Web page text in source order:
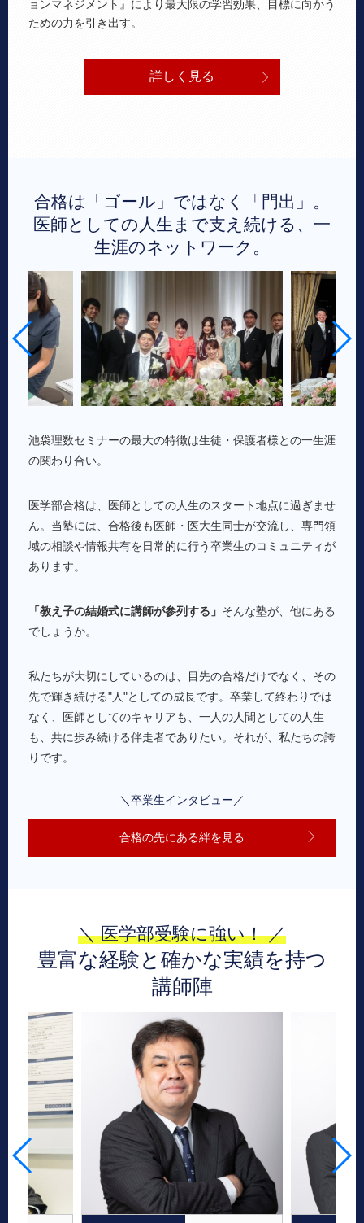
ョンマネジメント』により最大限の学習効果、目標に向かう
ための力を引き出す。
詳しく見る
合格は「ゴール」ではなく「門出」。
医師としての人生まで支え続ける、一
生涯のネットワーク。
池袋理数セミナーの最大の特徴は生徒・保護者様との一生涯
の関わり合い。
医学部合格は、医師としての人生のスタート地点に過ぎませ
ん。当塾には、合格後も医師・医大生同士が交流し、専門領
域の相談や情報共有を日常的に行う卒業生のコミュニティが
あります。
「教え子の結婚式に講師が参列する」 そんな塾が、他にある
でしょうか。
私たちが大切にしているのは、目先の合格だけでなく、その
先で輝き続ける"人"としての成長です。卒業して終わりでは
なく、医師としてのキャリアも、一人の人間としての人生
も、共に歩み続ける伴走者でありたい。それが、私たちの誇
りです。
＼卒業生インタビュー／
合格の先にある絆を見る
＼ 医学部受験に強い！ ／
豊富な経験と確かな実績を持つ
講師陣